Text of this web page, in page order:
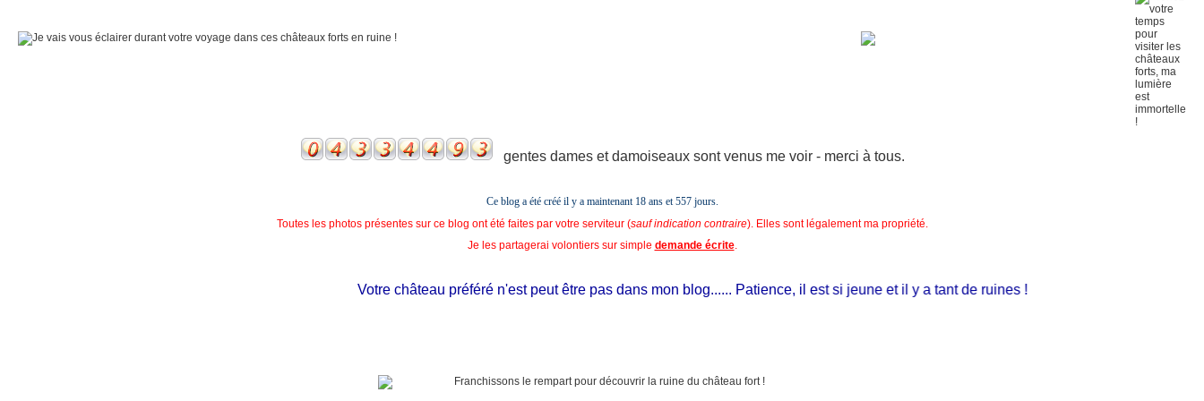
gentes dames et damoiseaux sont venus me voir - merci à tous.
Ce blog a été créé il y a maintenant 18 ans et557 jours.
Toutes les photos présentes sur ce blog ont été faites par votre serviteur (sauf indication contraire). Elles sont légalement ma propriété.
Je les partagerai volontiers sur simple demande écrite.
Votre château préféré n'est peut être pas dans mon blog...... Patience, il est si jeune et il y a tant de ruines !